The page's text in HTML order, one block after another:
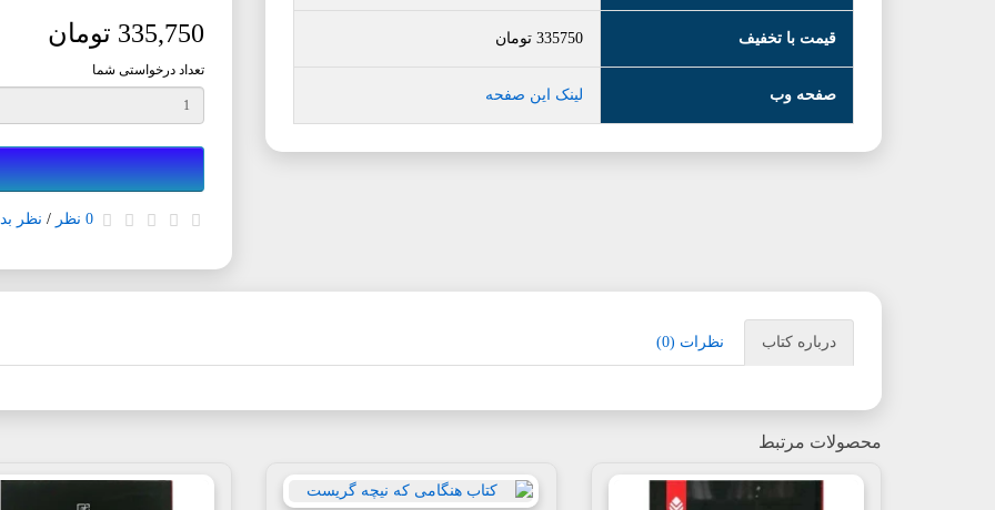
قیمت با تخفیف 335750 تومان
صفحه وب لینک این صفحه
335,750 تومان
تعداد درخواستی شما
0 نظر / نظر
درباره کتاب نظرات (0)
محصولات مرتبط